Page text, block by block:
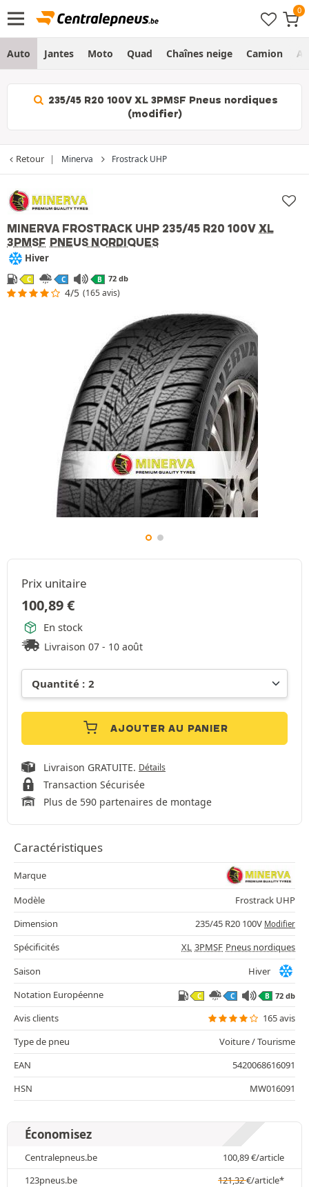
Auto Jantes Moto Quad Chaînes neige Camion
235/45 R20 100V XL 3PMSF Pneus nordiques
(modifier)
Retour Minerva Frostrack UHP
MINERVA FROSTRACK UHP 235/45 R20 100V XL
3PMSF PNEUS NORDIQUES
Hiver
C C B 72 db
4/5 (165 avis)
Prix unitaire
100,89€
En stock
Livraison 07 - 10 août
AJOUTER AU PANIER
Livraison GRATUITE. Détails
Transaction Sécurisée
Plus de 590 partenaires de montage
Caractéristiques
Marque
Modèle
Frostrack UHP
Dimension
235/45 R20 100V Modifier
Spécificités XL 3PMSF Pneus nordiques
Saison
Hiver
Notation Européenne
C C B 72 db
Avis clients
165 avis
Type de pneu
Voiture / Tourisme
EAN
5420068616091
HSN
MW016091
Économisez
Centralepneus.be 100,89€/article
123pneus.be
121,32€/article*